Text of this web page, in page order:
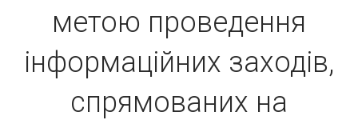
метою проведення
інформаційних заходів,
спрямованих на